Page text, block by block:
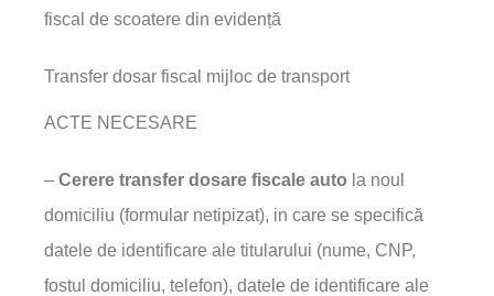
fiscal de scoatere din evidență
Transfer dosar fiscal mijloc de transport
ACTE NECESARE
– Cerere transfer dosare fiscale auto la noul
domiciliu (formular netipizat), in care se specifică
datele de identificare ale titularului (nume, CNP,
fostul domiciliu, telefon), datele de identificare ale